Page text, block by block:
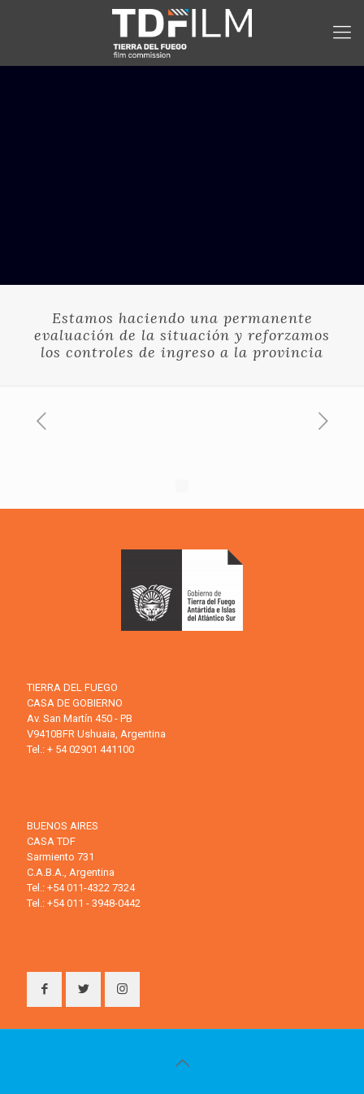
Estamos haciendo una permanente
evaluación de la situación y reforzamos
los controles de ingreso a la provincia
TIERRA DEL FUEGO
CASA DE GOBIERNO
Av. San Martín 450 - PB
V9410BFR Ushuaia, Argentina
Tel.: + 54 02901 441100
BUENOS AIRES
CASA TDF
Sarmiento 731
C.A.B.A., Argentina
Tel.: +54 011-4322 7324
Tel.: +54 011 - 3948-0442